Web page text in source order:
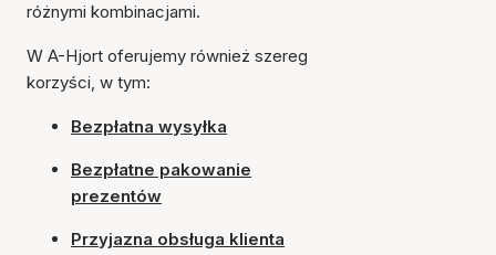
różnymi kombinacjami.
W A-Hjort oferujemy również szereg
korzyści, w tym:
Bezpłatna wysyłka
Bezpłatne pakowanie
prezentów
Przyjazna obsługa klienta